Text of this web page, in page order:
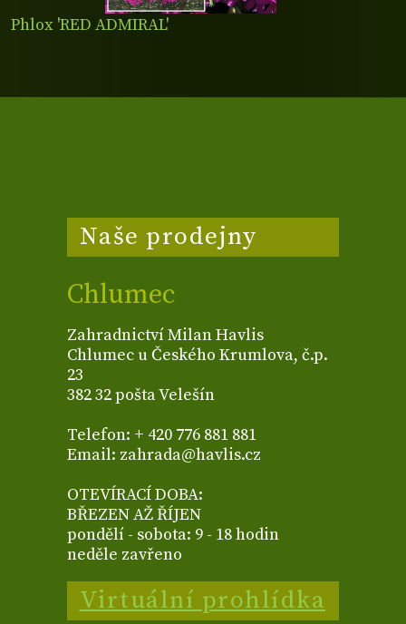
Phlox 'RED ADMIRAL'
Naše prodejny
Chlumec
Zahradnictví Milan Havlis
Chlumec u Českého Krumlova, č.p.
23
382 32 pošta Velešín
Telefon: + 420 776 881 881
Email: zahrada@havlis.cz
OTEVÍRACÍ DOBA:
BŘEZEN AŽ ŘÍJEN
pondělí - sobota: 9 - 18 hodin
neděle zavřeno
Virtuální prohlídka